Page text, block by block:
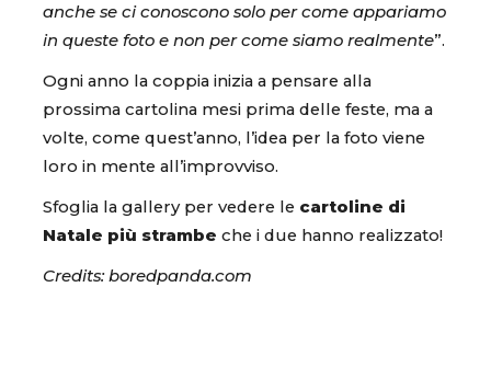
anche se ci conoscono solo per come appariamo
in queste foto e non per come siamo realmente”.
Ogni anno la coppia inizia a pensare alla
prossima cartolina mesi prima delle feste, ma a
volte, come quest’anno, l’idea per la foto viene
loro in mente all’improvviso.
Sfoglia la gallery per vedere le cartoline di
Natale più strambe che i due hanno realizzato!
Credits: boredpanda.com